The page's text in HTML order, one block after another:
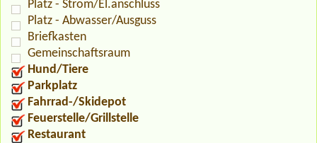
Platz - Strom/El.anschluss
Platz - Abwasser/Ausguss
Briefkasten
Gemeinschaftsraum
Hund/Tiere
Parkplatz
Fahrrad-/Skidepot
Feuerstelle/Grillstelle
Restaurant